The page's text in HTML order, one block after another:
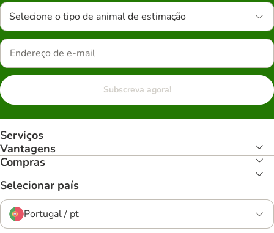
Selecione o tipo de animal de estimação
Subscreva agora!
Serviços
Vantagens
Compras
Selecionar país
Portugal / pt